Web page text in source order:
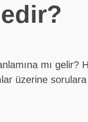
mı gelir?
üzerine